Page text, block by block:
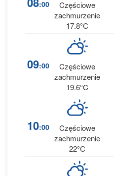
:00
Częściowe
zachmurzenie
17.8°C
09:00
Częściowe
zachmurzenie
19.6°C
10:00
Częściowe
zachmurzenie
22°C